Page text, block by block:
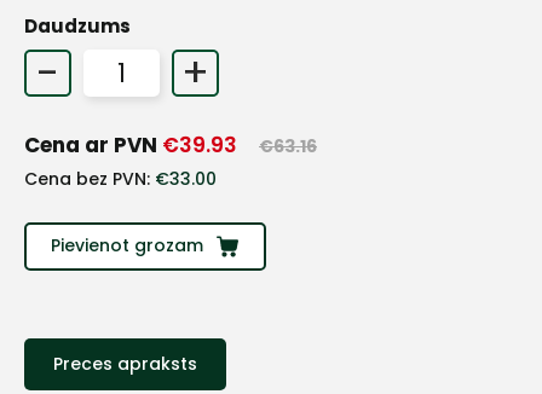
Daudzums
- +
Cena ar PVN €39.93 €63.16
Cena bez PVN: €33.00
Pievienot grozam
Preces apraksts
Sazinies
+